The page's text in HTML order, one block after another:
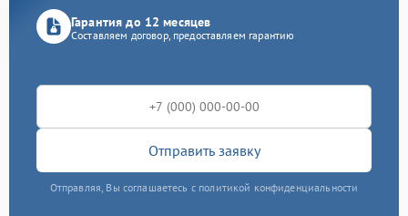
Гарантия до 12 месяцев
Составляем договор, предоставляем гарантию
Отправить заявку
Отправляя, Вы соглашаетесь с политикой конфиденциальности